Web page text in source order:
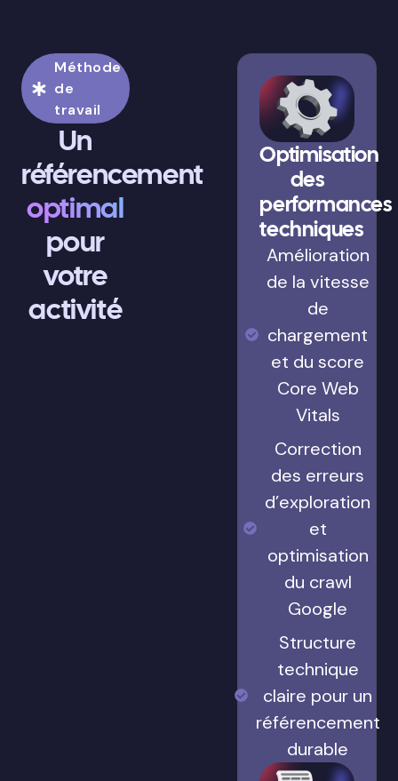
Méthode
de
travail
Un
référencement
optimal
pour
votre
activité
Optimisation
des
performances
techniques
Amélioration
de la vitesse
de
chargement
et du score
Core Web
Vitals
Correction
des erreurs
d’exploration
et
optimisation
du crawl
Google
Structure
technique
claire pour un
référencement
durable